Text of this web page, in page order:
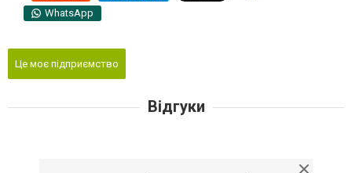
WhatsApp
Це моє підприємство
Відгуки